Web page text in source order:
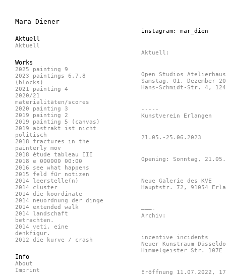
Mara Diener
Aktuell
Aktuell
Works
2025 painting 9
2023 paintings 6,7,8
(blocks)
2021 painting 4
2020/21
materialitäten/scores
2020 painting 3
2019 painting 2
2019 painting 5 (canvas)
2019 abstrakt ist nicht
politisch
2018 fractures in the
painterly mov
2018 étude tableau III
2018 e 000000 00:00
2016 see what happens
2015 feld für notizen
2014 leerstelle(n)
2014 cluster
2014 die koordinate
2014 neuordnung der dinge
2014 extended walk
2014 landschaft
betrachten.
2014 veti. eine
denkfigur.
2012 die kurve / crash
Info
About
Imprint
instagram: mar_dien
Aktuell:
Open Studios
Samstag, 01. Dezember
Hans-Schmidt-Str. 4,
-----
Kunstverein Erlangen
21.05.-25.06.2023
Opening: Sonntag,
Neue Galerie des KVE
Hauptstr. 72, 91054
———-
Archiv:
incentive incidents
Neuer Kunstraum
Himmelgeister Str. 107E
Eröffnung 11.07.2022,